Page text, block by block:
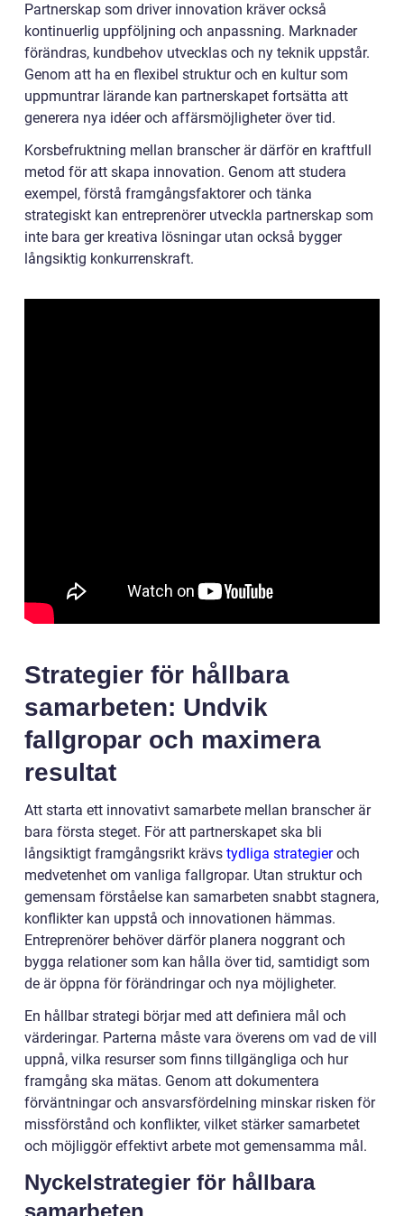
Partnerskap som driver innovation kräver också
kontinuerlig uppföljning och anpassning. Marknader
förändras, kundbehov utvecklas och ny teknik uppstår.
Genom att ha en flexibel struktur och en kultur som
uppmuntrar lärande kan partnerskapet fortsätta att
generera nya idéer och affärsmöjligheter över tid.
Korsbefruktning mellan branscher är därför en kraftfull
metod för att skapa innovation. Genom att studera
exempel, förstå framgångsfaktorer och tänka
strategiskt kan entreprenörer utveckla partnerskap som
inte bara ger kreativa lösningar utan också bygger
långsiktig konkurrenskraft.
Strategier för hållbara
samarbeten: Undvik
fallgropar och maximera
resultat
Att starta ett innovativt samarbete mellan branscher är
bara första steget. För att partnerskapet ska bli
långsiktigt framgångsrikt krävs tydliga strategieroch
medvetenhet om vanliga fallgropar. Utan struktur och
gemensam förståelse kan samarbeten snabbt stagnera,
konflikter kan uppstå och innovationen hämmas.
Entreprenörer behöver därför planera noggrant och
bygga relationer som kan hålla över tid, samtidigt som
de är öppna för förändringar och nya möjligheter.
En hållbar strategi börjar med att definiera mål och
värderingar. Parterna måste vara överens om vad de vill
uppnå, vilka resurser som finns tillgängliga och hur
framgång ska mätas. Genom att dokumentera
förväntningar och ansvarsfördelning minskar risken för
missförstånd och konflikter, vilket stärker samarbetet
och möjliggör effektivt arbete mot gemensamma mål.
Nyckelstrategier för hållbara
samarbeten